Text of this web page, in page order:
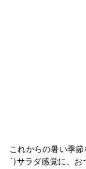
これからの暑い季
`)サラダ感覚に、お